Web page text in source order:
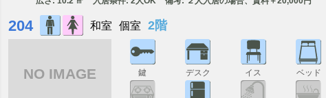
204 和室 個室 2階
NO IMAGE 鍵 デスク イス ベッド